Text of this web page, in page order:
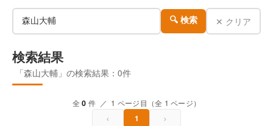
🔍 検索 ✕ クリア
検索結果
「森山大輔」の検索結果：0件
全0 件 ／ 1 ページ目（全 1 ページ）
‹ 1 ›